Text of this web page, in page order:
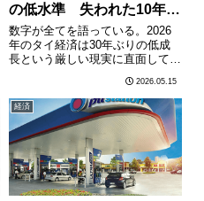
の低水準 失われた10年へ
の懸念も
数字が全てを語っている。2026
年のタイ経済は30年ぶりの低成
長という厳しい現実に直面してい
年のタイ実質GDP成長率を1.5〜
1.8%と予測。これは1997〜98年
のアジア通貨危機以来最低水準に
近い数字だ。米………
2026.05.15
経済